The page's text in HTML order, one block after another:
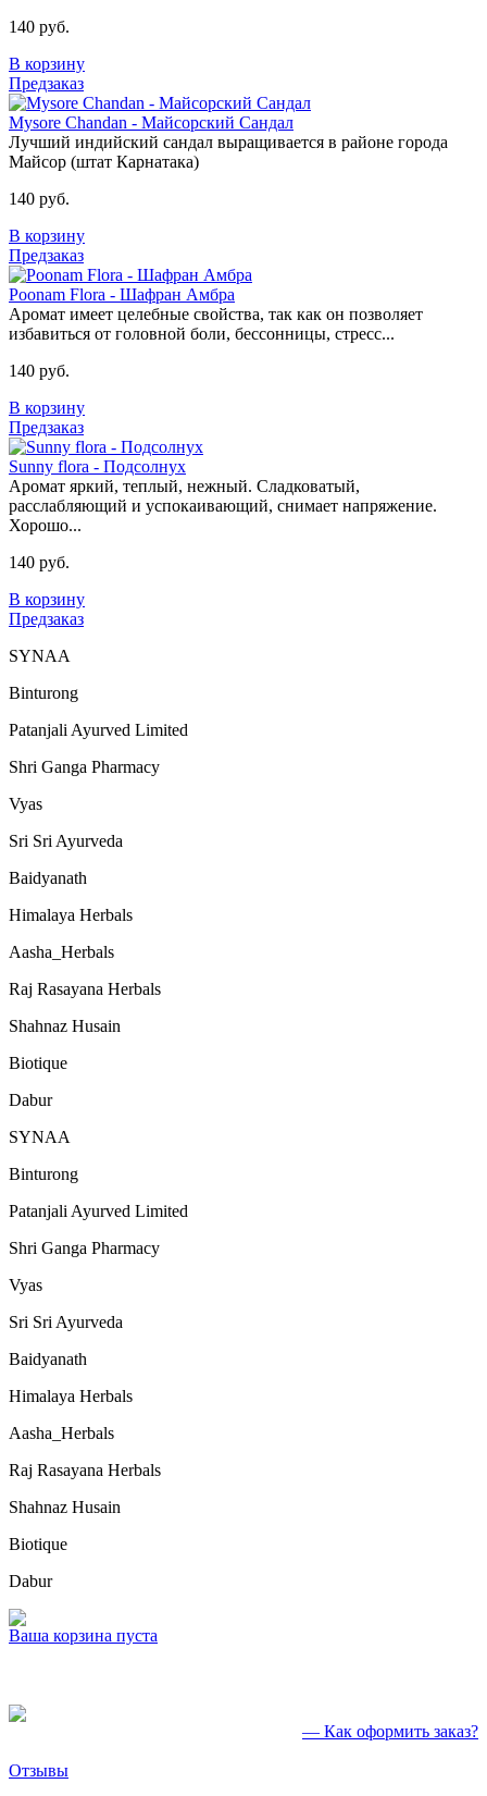
140 руб.
В корзину
Предзаказ
Mysore Chandan - Майсорский Сандал
Лучший индийский сандал выращивается в районе города
Майсор (штат Карнатака)
140 руб.
В корзину
Предзаказ
Poonam Flora - Шафран Амбра
Аромат имеет целебные свойства, так как он позволяет
избавиться от головной боли, бессонницы, стресс...
140 руб.
В корзину
Предзаказ
Sunny flora - Подсолнух
Аромат яркий, теплый, нежный. Сладковатый,
расслабляющий и успокаивающий, снимает напряжение.
Хорошо...
140 руб.
В корзину
Предзаказ
SYNAA
Binturong
Patanjali Ayurved Limited
Shri Ganga Pharmacy
Vyas
Sri Sri Ayurveda
Baidyanath
Himalaya Herbals
Aasha_Herbals
Raj Rasayana Herbals
Shahnaz Husain
Biotique
Dabur
SYNAA
Binturong
Patanjali Ayurved Limited
Shri Ganga Pharmacy
Vyas
Sri Sri Ayurveda
Baidyanath
Himalaya Herbals
Aasha_Herbals
Raj Rasayana Herbals
Shahnaz Husain
Biotique
Dabur
Ваша корзина пуста
— Как оформить заказ?
Отзывы